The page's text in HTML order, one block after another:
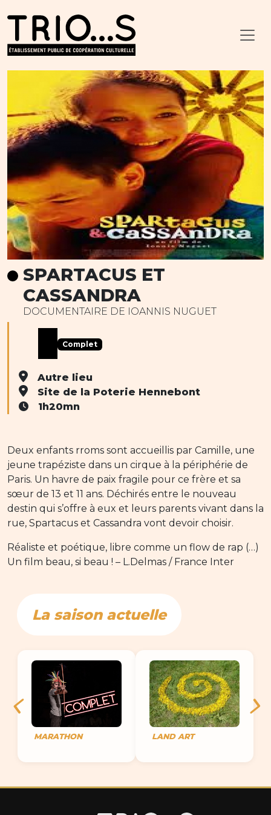
SPARTACUS ET
CASSANDRA
DOCUMENTAIRE DE IOANNIS NUGUET
Complet
Autre lieu
Site de la Poterie Hennebont
1h20mn
Deux enfants rroms sont accueillis par Camille, une
jeune trapéziste dans un cirque à la périphérie de
Paris. Un havre de paix fragile pour ce frère et sa
sœur de 13 et 11 ans. Déchirés entre le nouveau
destin qui s’offre à eux et leurs parents vivant dans la
rue, Spartacus et Cassandra vont devoir choisir.
Réaliste et poétique, libre comme un flow de rap (…)
Un film beau, si beau ! – L.Delmas / France Inter
La saison actuelle
MARATHON LAND ART